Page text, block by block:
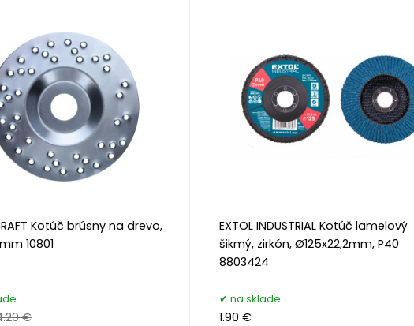
Kotúč brúsny na drevo,
10801
€
EXTOL INDUSTRIAL Kotúč lamelový
šikmý, zirkón, Ø125x22,2mm, P40
8803424
na sklade
1.90 €